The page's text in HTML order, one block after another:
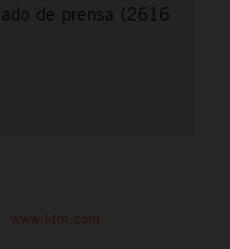
de prensa (2616
www.ktm.com